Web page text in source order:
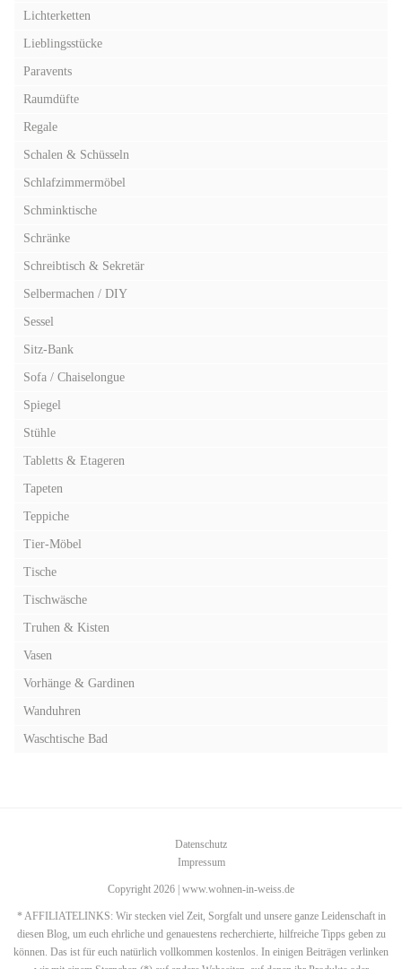
Lichterketten
Lieblingsstücke
Paravents
Raumdüfte
Regale
Schalen & Schüsseln
Schlafzimmermöbel
Schminktische
Schränke
Schreibtisch & Sekretär
Selbermachen / DIY
Sessel
Sitz-Bank
Sofa / Chaiselongue
Spiegel
Stühle
Tabletts & Etageren
Tapeten
Teppiche
Tier-Möbel
Tische
Tischwäsche
Truhen & Kisten
Vasen
Vorhänge & Gardinen
Wanduhren
Waschtische Bad
Datenschutz
Impressum
Copyright 2026 | www.wohnen-in-weiss.de
* AFFILIATELINKS: Wir stecken viel Zeit, Sorgfalt und unsere ganze Leidenschaft in
diesen Blog, um euch ehrliche und genauestens recherchierte, hilfreiche Tipps geben zu
können. Das ist für euch natürlich vollkommen kostenlos. In einigen Beiträgen verlinken